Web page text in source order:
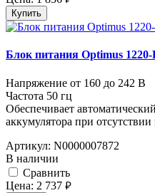
Купить
Блок питания Optimus
Напряжение от 160 до 242 В
Частота 50 гц
Обеспечивает
аккумулятора при
Артикул: N0000007872
В наличии
Cравнить
Цена: 2 737 руб.